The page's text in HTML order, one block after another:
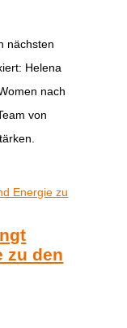
nächsten
Helena
nach
von
zu den